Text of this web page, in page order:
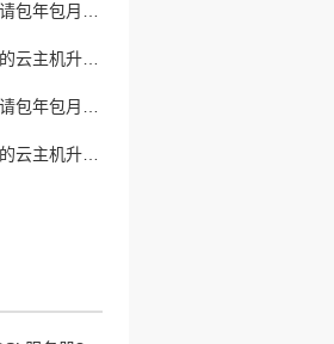
如何查询和申请包年包月模式的云主机升级配置补差价优惠活动？
包年包月模式的云主机升级配置补差价有优惠活动时是否有使用限制？
如何查询和申请包年包月模式的云主机升级配置补差价优惠活动？
包年包月模式的云主机升级配置补差价有优惠活动时是否有使用限制？